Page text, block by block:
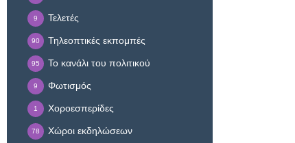
Τελετές
9
Τηλεοπτικές εκπομπές
90
Το κανάλι του πολιτικού
95
Φωτισμός
9
Χοροεσπερίδες
1
Χώροι εκδηλώσεων
78